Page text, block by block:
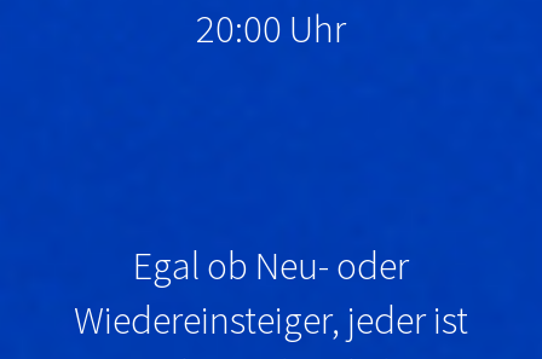
20:00 Uhr
Egal ob Neu- oder
Wiedereinsteiger, jeder ist